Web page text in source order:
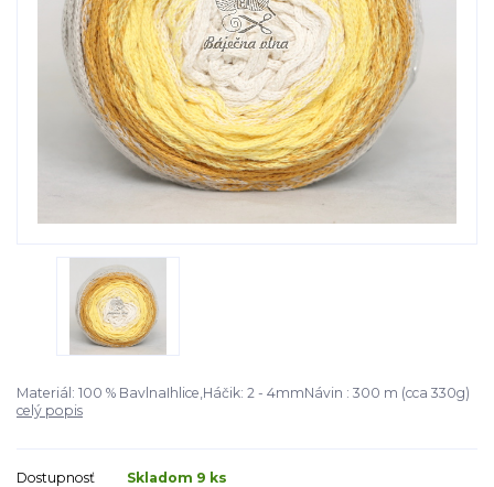
Materiál: 100 % BavlnaIhlice,Háčik: 2 - 4mmNávin : 300 m (cca 330g)
celý popis
Dostupnosť Skladom 9 ks